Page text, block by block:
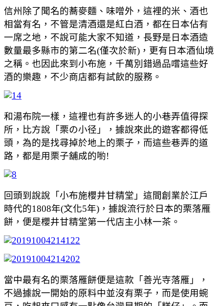
信州除了聞名的蕎麥麵、味噌外，這裡的米、酒也
相當有名，不管是清酒還是紅白酒，都在日本佔有
一席之地，不說可能大家不知道，長野是日本酒造
數量最多縣市的第二名(僅次於新)，更有日本酒仙境
之稱。也因此來到小布施，千萬別錯過品嚐這些好
酒的樂趣，不少商店都有試飲的服務。
和湯布院一樣，這裡也有許多迷人的小巷弄值得探
所，比方說「栗の小径」，據說來此的遊客都得低
頭，為的是找尋掉於地上的栗子，而這些巷弄的道
路，都是用栗子舖成的喲!
回頭到說說「小布施櫻井甘精堂」這間創業於江戶
時代的1808年(文化5年)，據說流行於日本的栗落雁
餅，便是櫻井甘精堂第一代店主小林一茶。
當中最有名的栗落雁餅便是這款「善光寺落雁」，
不過據說一開始的原料中並沒有栗子，而是使用蜿